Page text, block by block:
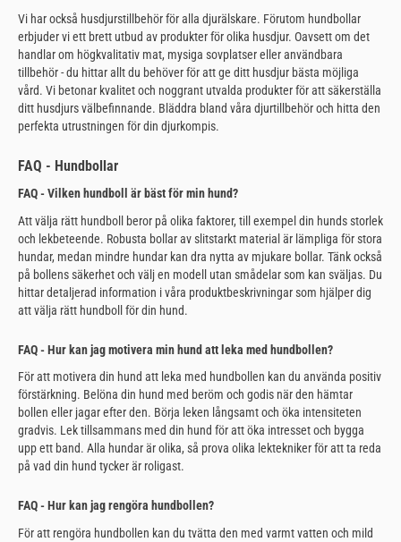
Vi har också husdjurstillbehör för alla djurälskare. Förutom hundbollar
erbjuder vi ett brett utbud av produkter för olika husdjur. Oavsett om det
handlar om högkvalitativ mat, mysiga sovplatser eller användbara
tillbehör - du hittar allt du behöver för att ge ditt husdjur bästa möjliga
vård. Vi betonar kvalitet och noggrant utvalda produkter för att säkerställa
ditt husdjurs välbefinnande. Bläddra bland våra djurtillbehör och hitta den
perfekta utrustningen för din djurkompis.
FAQ - Hundbollar
FAQ - Vilken hundboll är bäst för min hund?
Att välja rätt hundboll beror på olika faktorer, till exempel din hunds storlek
och lekbeteende. Robusta bollar av slitstarkt material är lämpliga för stora
hundar, medan mindre hundar kan dra nytta av mjukare bollar. Tänk också
på bollens säkerhet och välj en modell utan smådelar som kan sväljas. Du
hittar detaljerad information i våra produktbeskrivningar som hjälper dig
att välja rätt hundboll för din hund.
FAQ - Hur kan jag motivera min hund att leka med hundbollen?
För att motivera din hund att leka med hundbollen kan du använda positiv
förstärkning. Belöna din hund med beröm och godis när den hämtar
bollen eller jagar efter den. Börja leken långsamt och öka intensiteten
gradvis. Lek tillsammans med din hund för att öka intresset och bygga
upp ett band. Alla hundar är olika, så prova olika lektekniker för att ta reda
på vad din hund tycker är roligast.
FAQ - Hur kan jag rengöra hundbollen?
För att rengöra hundbollen kan du tvätta den med varmt vatten och mild